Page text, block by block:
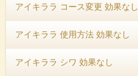
アイキララ コース変更 効果なし
アイキララ 使用方法 効果なし
アイキララ シワ 効果なし